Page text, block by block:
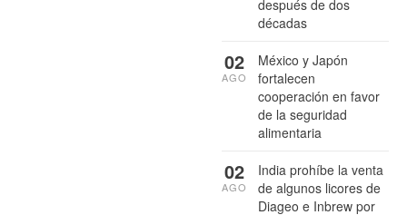
después de dos
décadas
México y Japón
fortalecen
cooperación en favor
de la seguridad
alimentaria
02
AGO
India prohíbe la venta
de algunos licores de
Diageo e Inbrew por
02
AGO